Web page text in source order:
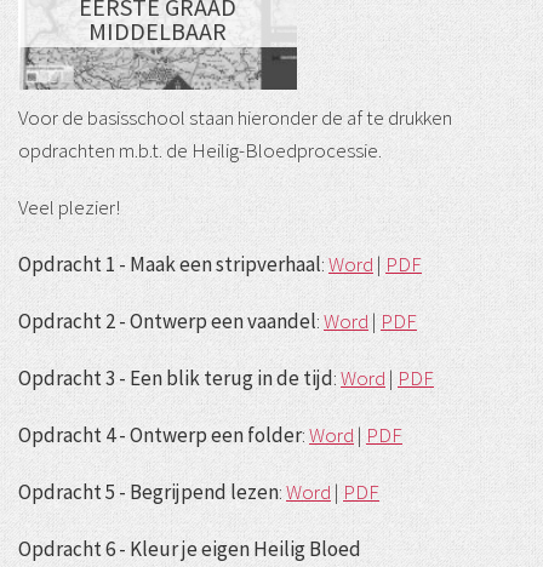
EERSTE GRAAD
MIDDELBAAR
Voor de basisschool staan hieronder de af te drukken
opdrachten m.b.t. de Heilig-Bloedprocessie.
Veel plezier!
Opdracht 1 - Maak een stripverhaal:Word | PDF
Opdracht 2 - Ontwerp een vaandel:Word | PDF
Opdracht 3 - Een blik terug in de tijd:Word | PDF
Opdracht 4 - Ontwerp een folder:Word| PDF
Opdracht 5 - Begrijpend lezen:Word | PDF
Opdracht 6 - Kleur je eigen Heilig Bloed